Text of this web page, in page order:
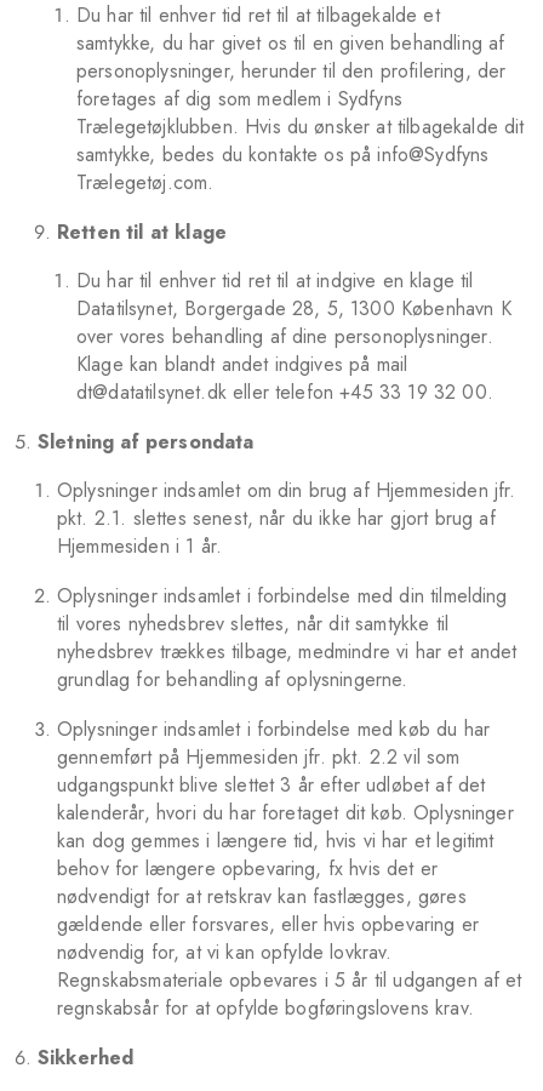
Du har til enhver tid ret til at tilbagekalde et
samtykke, du har givet os til en given behandling af
personoplysninger, herunder til den profilering, der
foretages af dig som medlem i Sydfyns
Trælegetøjklubben. Hvis du ønsker at tilbagekalde dit
samtykke, bedes du kontakte os på info@Sydfyns
Trælegetøj.com.
Retten til at klage
Du har til enhver tid ret til at indgive en klage til
Datatilsynet, Borgergade 28, 5, 1300 København K
over vores behandling af dine personoplysninger.
Klage kan blandt andet indgives på mail
dt@datatilsynet.dk eller telefon +45 33 19 32 00.
Sletning af persondata
Oplysninger indsamlet om din brug af Hjemmesiden jfr.
pkt. 2.1. slettes senest, når du ikke har gjort brug af
Hjemmesiden i 1 år.
Oplysninger indsamlet i forbindelse med din tilmelding
til vores nyhedsbrev slettes, når dit samtykke til
nyhedsbrev trækkes tilbage, medmindre vi har et andet
grundlag for behandling af oplysningerne.
Oplysninger indsamlet i forbindelse med køb du har
gennemført på Hjemmesiden jfr. pkt. 2.2 vil som
udgangspunkt blive slettet 3 år efter udløbet af det
kalenderår, hvori du har foretaget dit køb. Oplysninger
kan dog gemmes i længere tid, hvis vi har et legitimt
behov for længere opbevaring, fx hvis det er
nødvendigt for at retskrav kan fastlægges, gøres
gældende eller forsvares, eller hvis opbevaring er
nødvendig for, at vi kan opfylde lovkrav.
Regnskabsmateriale opbevares i 5 år til udgangen af et
regnskabsår for at opfylde bogføringslovens krav.
Sikkerhed